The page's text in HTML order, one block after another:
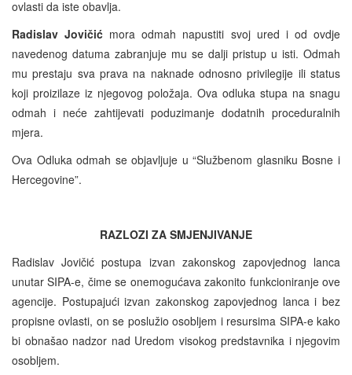
ovlasti da iste obavlja.
Radislav Jovičić mora odmah napustiti svoj ured i od ovdje
navedenog datuma zabranjuje mu se dalji pristup u isti. Odmah
mu prestaju sva prava na naknade odnosno privilegije ili status
koji proizilaze iz njegovog položaja. Ova odluka stupa na snagu
odmah i neće zahtijevati poduzimanje dodatnih proceduralnih
mjera.
Ova Odluka odmah se objavljuje u “Službenom glasniku Bosne i
Hercegovine”.
RAZLOZI ZA SMJENJIVANJE
Radislav Jovičić postupa izvan zakonskog zapovjednog lanca
unutar SIPA-e, čime se onemogućava zakonito funkcioniranje ove
agencije. Postupajući izvan zakonskog zapovjednog lanca i bez
propisne ovlasti, on se poslužio osobljem i resursima SIPA-e kako
bi obnašao nadzor nad Uredom visokog predstavnika i njegovim
osobljem.